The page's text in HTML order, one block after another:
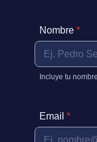
Nombre *
Incluye tu
Email *